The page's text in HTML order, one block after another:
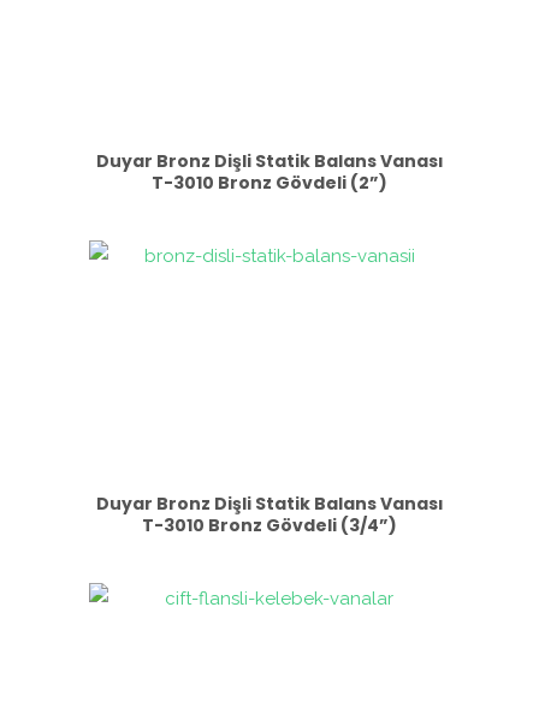
Duyar Bronz Dişli Statik Balans Vanası
T-3010 Bronz Gövdeli (2”)
Duyar Bronz Dişli Statik Balans Vanası
T-3010 Bronz Gövdeli (3/4”)